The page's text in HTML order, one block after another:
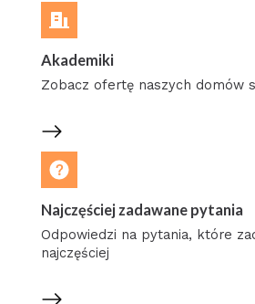
Akademiki
Zobacz ofertę naszych domów
Najczęściej zadawane pytania
Odpowiedzi na pytania, które
najczęściej